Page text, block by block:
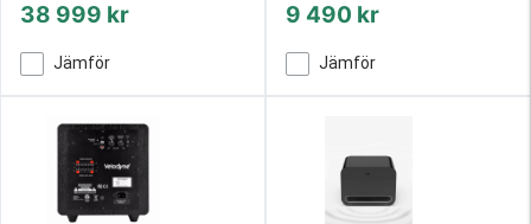
38 999 kr
Jämför
9 490 kr
Jämför